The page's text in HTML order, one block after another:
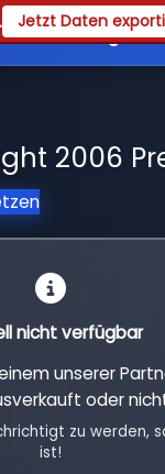
Jetzt Daten
2006
nicht verfügbar
unserer
oder
zu werden,
ist!